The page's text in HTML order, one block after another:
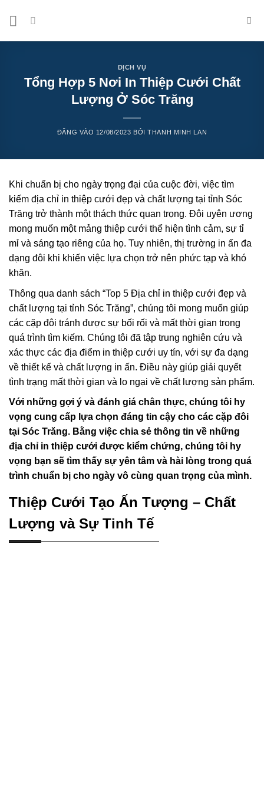
DỊCH VỤ
Tổng Hợp 5 Nơi In Thiệp Cưới Chất
Lượng Ở Sóc Trăng
ĐĂNG VÀO 12/08/2023 BỞITHANH MINH LAN
Khi chuẩn bị cho ngày trọng đại của cuộc đời, việc tìm
kiếm địa chỉ in thiệp cưới đẹp và chất lượng tại tỉnh Sóc
Trăng trở thành một thách thức quan trọng. Đôi uyên ương
mong muốn một mảng thiệp cưới thể hiện tình cảm, sự tỉ
mỉ và sáng tạo riêng của họ. Tuy nhiên, thị trường in ấn đa
dạng đôi khi khiến việc lựa chọn trở nên phức tạp và khó
khăn.
Thông qua danh sách “Top 5 Địa chỉ in thiệp cưới đẹp và
chất lượng tại tỉnh Sóc Trăng”, chúng tôi mong muốn giúp
các cặp đôi tránh được sự bối rối và mất thời gian trong
quá trình tìm kiếm. Chúng tôi đã tập trung nghiên cứu và
xác thực các địa điểm in thiệp cưới uy tín, với sự đa dạng
về thiết kế và chất lượng in ấn. Điều này giúp giải quyết
tình trạng mất thời gian và lo ngại về chất lượng sản phẩm.
Với những gợi ý và đánh giá chân thực, chúng tôi hy
vọng cung cấp lựa chọn đáng tin cậy cho các cặp đôi
tại Sóc Trăng. Bằng việc chia sẻ thông tin về những
địa chỉ in thiệp cưới được kiểm chứng, chúng tôi hy
vọng bạn sẽ tìm thấy sự yên tâm và hài lòng trong quá
trình chuẩn bị cho ngày vô cùng quan trọng của mình.
Thiệp Cưới Tạo Ấn Tượng – Chất
Lượng và Sự Tinh Tế